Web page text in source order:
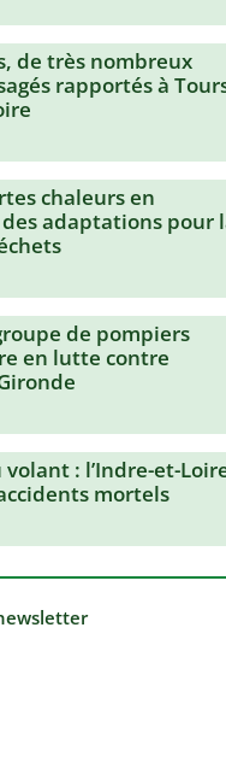
de très nombreux
rapportés à
chaleurs en
adaptations pour
de pompiers
en lutte contre
: l’Indre-et-
mortels